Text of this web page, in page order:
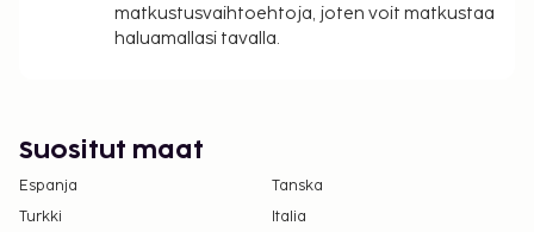
matkustusvaihtoehtoja, joten voit matkustaa
haluamallasi tavalla.
Suositut maat
Espanja
Tanska
Turkki
Italia